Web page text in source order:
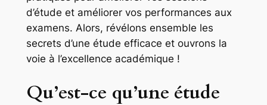
d’étude et améliorer vos performances aux
examens. Alors, révélons ensemble les
secrets d’une étude efficace et ouvrons la
voie à l’excellence académique !
Qu’est-ce qu’une étude